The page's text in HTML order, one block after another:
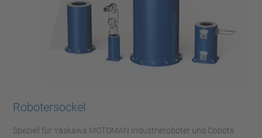
Robotersockel
Speziell für Yaskawa MOTOMAN Industrieroboter und Cobots